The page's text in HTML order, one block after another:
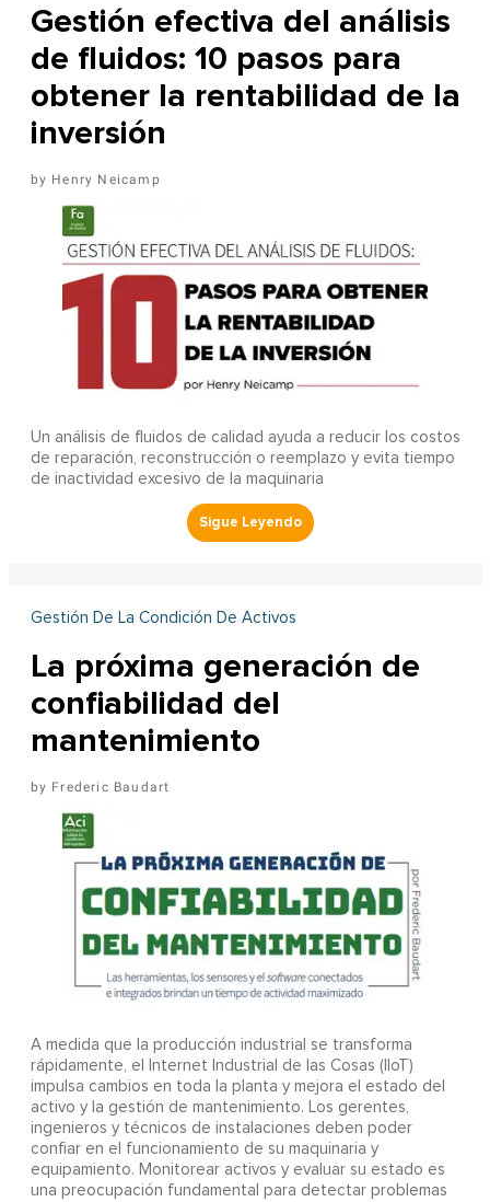
Gestión efectiva del análisis
de fluidos: 10 pasos para
obtener la rentabilidad de la
inversión
Henry Neicamp
Un análisis de fluidos de calidad ayuda a reducir los costos
de reparación, reconstrucción o reemplazo y evita tiempo
de inactividad excesivo de la maquinaria
Gestión De La Condición De Activos
La próxima generación de
confiabilidad del
mantenimiento
Frederic Baudart
A medida que la producción industrial se transforma
rápidamente, el Internet Industrial de las Cosas (IIoT)
impulsa cambios en toda la planta y mejora el estado del
activo y la gestión de mantenimiento. Los gerentes,
ingenieros y técnicos de instalaciones deben poder
confiar en el funcionamiento de su maquinaria y
equipamiento. Monitorear activos y evaluar su estado es
una preocupación fundamental para detectar problemas